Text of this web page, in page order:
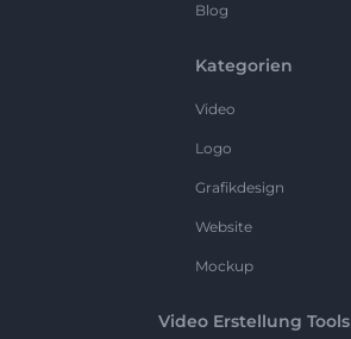
Blog
Kategorien
Video
Logo
Grafikdesign
Website
Mockup
Video Erstellung Tools